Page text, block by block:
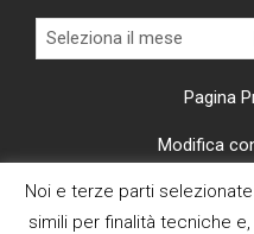
Archivi
Pagina
Modifica
CI
Noi e terze parti
simili per finalità tecniche